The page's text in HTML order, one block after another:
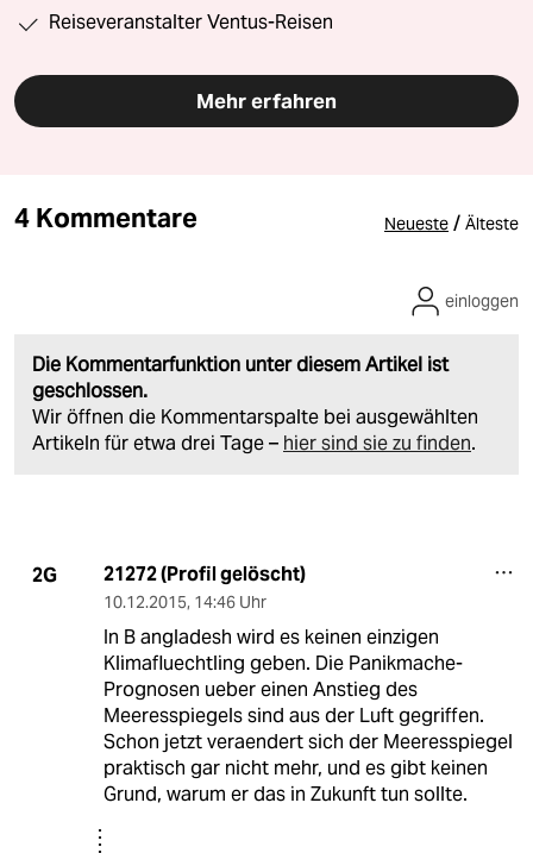
Reiseveranstalter Ventus-Reisen
Mehr erfahren
4 Kommentare Neueste / Älteste
Die Kommentarfunktion unter diesem Artikel ist
geschlossen.
Wir öffnen die Kommentarspalte bei ausgewählten
Artikeln für etwa drei Tage – hier sind sie zu finden.
einloggen
2G 21272 (Profil gelöscht)
10.12.2015, 14:46 Uhr
In B angladesh wird es keinen einzigen
Klimafluechtling geben. Die Panikmache-
Prognosen ueber einen Anstieg des
Meeresspiegels sind aus der Luft gegriffen.
Schon jetzt veraendert sich der Meeresspiegel
praktisch gar nicht mehr, und es gibt keinen
Grund, warum er das in Zukunft tun sollte.